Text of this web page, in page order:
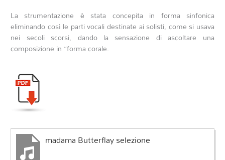
La strumentazione è stata concepita in forma sinfonica
eliminando così le parti vocali destinate ai solisti, come si usava
nei secoli scorsi, dando la sensazione di ascoltare una
composizione in “forma corale.
madama Butterflay selezione